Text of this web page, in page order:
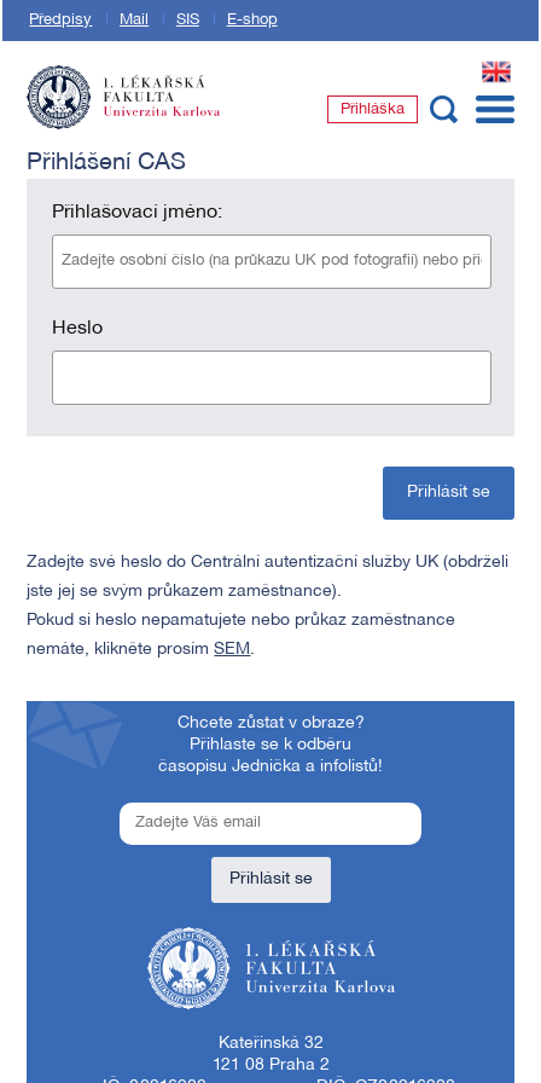
Předpisy Mail SIS E-shop
EN
Přihláška
Přihlášení CAS
Přihlašovací jméno:
Heslo
Přihlásit se
Zadejte své heslo do Centrální autentizační služby UK (obdrželi
jste jej se svým průkazem zaměstnance).
Pokud si heslo nepamatujete nebo průkaz zaměstnance
nemáte, klikněte prosímSEM .
Chcete zůstat v obraze?
Přihlaste se k odběru
časopisu Jednička a infolistů!
Přihlásit se
Kateřinská 32
121 08 Praha 2